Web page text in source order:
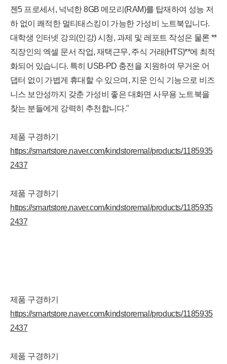
젠5 프로세서, 넉넉한 8GB 메모리(RAM)를 탑재하여 성능 저
하 없이 쾌적한 멀티태스킹이 가능한 가성비 노트북입니다.
대학생 인터넷 강의(인강) 시청, 과제 및 레포트 작성은 물론 **
직장인의 엑셀 문서 작업, 재택근무, 주식 거래(HTS)**에 최적
화되어 있습니다. 특히 USB-PD 충전을 지원하여 무거운 어
댑터 없이 가볍게 휴대할 수 있으며, 지문 인식 기능으로 비즈
니스 보안성까지 갖춘 가성비 좋은 대화면 사무용 노트북을
찾는 분들에게 강력히 추천합니다."
제품 구경하기
https://smartstore.naver.com/kindstoremal/products/1185935
2437
제품 구경하기
https://smartstore.naver.com/kindstoremal/products/1185935
2437
제품 구경하기
https://smartstore.naver.com/kindstoremal/products/1185935
2437
제품 구경하기